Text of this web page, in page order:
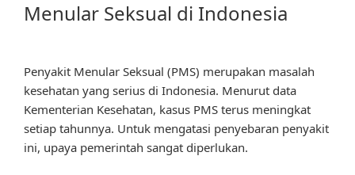
Menular Seksual di Indonesia
Penyakit Menular Seksual (PMS) merupakan masalah
kesehatan yang serius di Indonesia. Menurut data
Kementerian Kesehatan, kasus PMS terus meningkat
setiap tahunnya. Untuk mengatasi penyebaran penyakit
ini, upaya pemerintah sangat diperlukan.